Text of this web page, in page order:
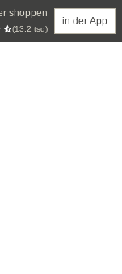
shoppen
(13.2 tsd)
in der App